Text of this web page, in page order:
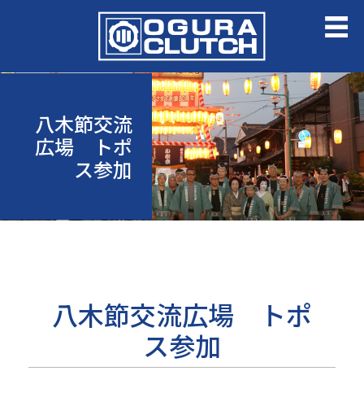
八木節交流
広場 トポ
ス参加
八木節交流広場 トポ
ス参加